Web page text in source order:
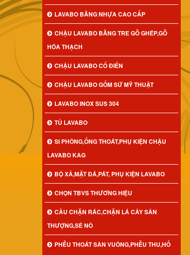
LAVABO BẰNG NHỰA CAO CẤP
CHẬU LAVABO BẰNG TRE GỖ GHÉP,GỖ
HÓA THẠCH
CHẬU LAVABO CỔ ĐIỂN
CHẬU LAVABO GỐM SỨ MỸ THUẬT
LAVABO INOX SUS 304
TỦ LAVABO
SI PHÔNG,ỐNG THOÁT,PHỤ KIỆN CHẬU
LAVABO KAG
BỘ XẢ,MẶT ĐÁ,PÁT, PHỤ KIỆN LAVABO
CHỌN TBVS THƯƠNG HIỆU
CẦU CHẶN RÁC,CHẶN LÁ CÂY SÂN
THƯỢNG,SÊ NÔ
PHỄU THOÁT SÀN VUÔNG,PHỄU THU,HỐ